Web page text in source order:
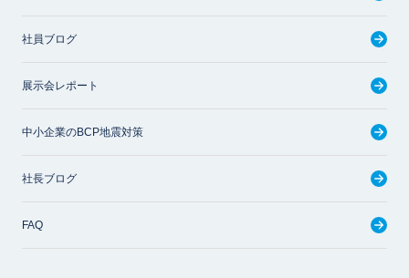
社員ブログ
展示会レポート
中小企業のBCP地震対策
社長ブログ
FAQ